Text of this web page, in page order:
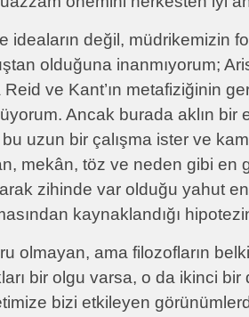
ideaların değil, müdrikemizin
olduğuna inanmıyorum;
ve Kant’ın metafiziğinin
Ancak burada aklın bir
uzun bir çalışma ister ve
mekân, töz ve neden gibi en
zihinde var olduğu yahut
kaynaklandığı
olmayan, ama filozofların
bir olgu varsa, o da ikinci bir
bizi etkileyen